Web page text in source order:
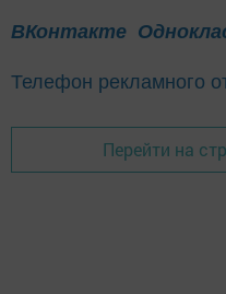
ВКонтакте
Телефон рекламного
Перейти на